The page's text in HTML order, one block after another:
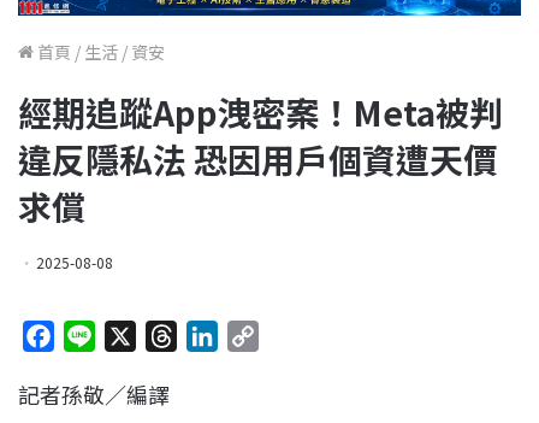
首頁 / 生活 / 資安
經期追蹤App洩密案！Meta被判
違反隱私法 恐因用戶個資遭天價
求償
2025-08-08
c
n
記者孫敬／編譯